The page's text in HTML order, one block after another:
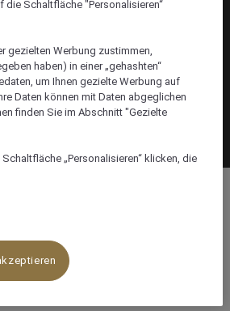
Schaltfläche "Personalisieren“
gezielten Werbung zustimmen,
haben) in einer „gehashten“
um Ihnen gezielte Werbung auf
Daten können mit Daten abgeglichen
finden Sie im Abschnitt "Gezielte
„Personalisieren“ klicken, die